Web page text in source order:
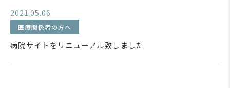
2021.05.06
医療関係者の方へ
病院サイトをリニューアル致しました